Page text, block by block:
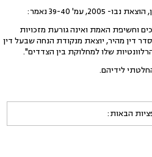
39-40 נאמר:
מפחיתה מחשיבות גילוי המסמכים וחשיפת האמת ואינה גורעת מזכויות
ט' לתקנות על הליך סדר דין מהיר, יוצאת מנקודת הנחה שבעל דין
שלו למחלוקת בין הצדדים".
הבאות: